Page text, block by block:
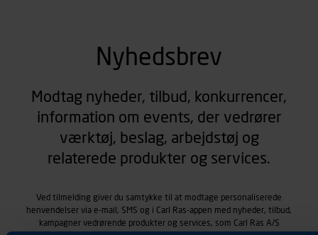
Nyhedsbrev
Modtag nyheder, tilbud, konkurrencer,
information om events, der vedrører
værktøj, beslag, arbejdstøj og
relaterede produkter og services.
Ved tilmelding giver du samtykke til at modtage personaliserede
henvendelser via e-mail, SMS og i Carl Ras-appen med nyheder, tilbud,
kampagner vedrørende produkter og services, som Carl Ras A/S